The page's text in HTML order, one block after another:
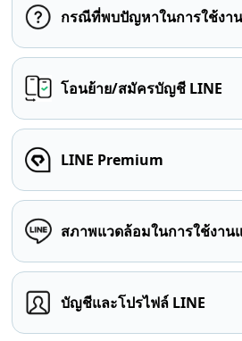
กรณีที่พบปัญหาในการใช้งาน
โอนย้าย/สมัครบัญชี LINE
LINE Premium
สภาพแวดล้อมในการใช้งาน
บัญชีและโปรไฟล์ LINE